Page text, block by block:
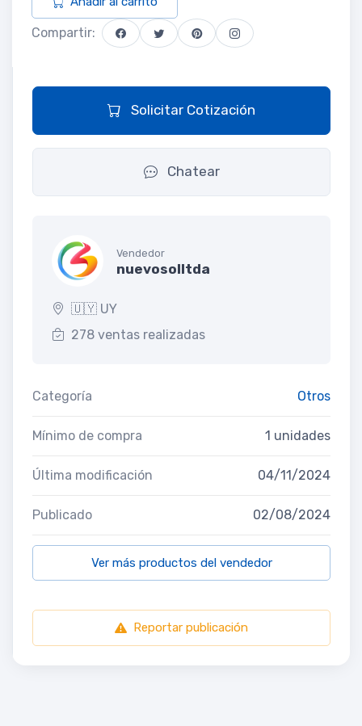
Compartir:
Solicitar Cotización
Chatear
Vendedor
nuevosolltda
🇺🇾 UY
278 ventas realizadas
Categoría Otros
Mínimo de compra 1 unidades
Última modificación 04/11/2024
Publicado 02/08/2024
Ver más productos del vendedor
Reportar publicación